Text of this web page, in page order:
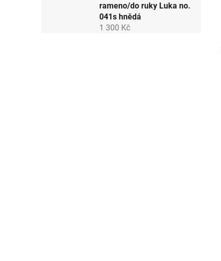
rameno/do ruky Luka no.
041s hnědá
1 300 Kč